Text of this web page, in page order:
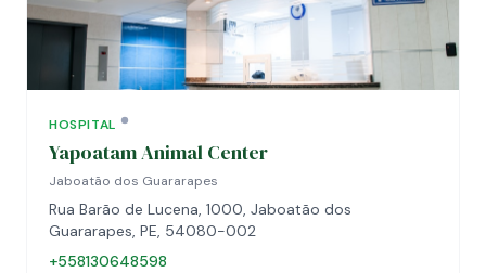
HOSPITAL
Yapoatam Animal Center
Jaboatão dos Guararapes
Rua Barão de Lucena, 1000, Jaboatão dos
Guararapes, PE, 54080-002
+558130648598